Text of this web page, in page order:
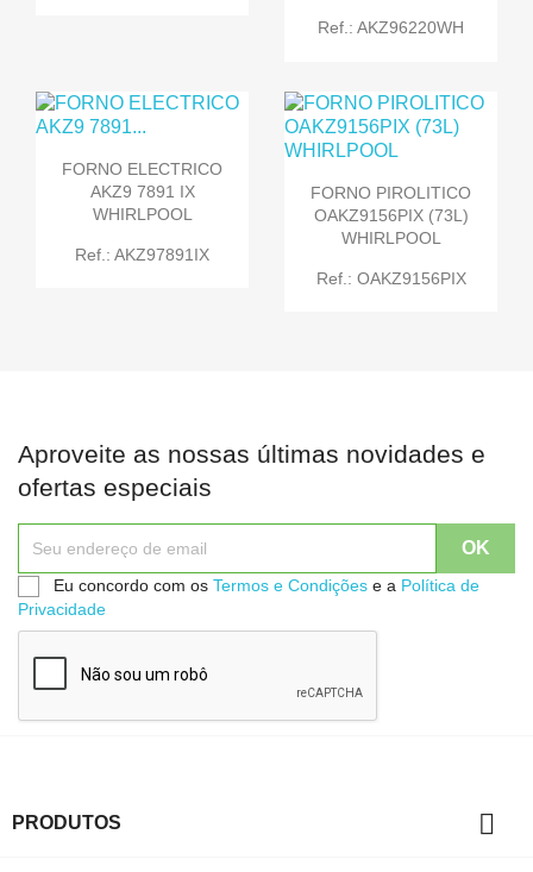
Ref.: AKZ96220WH
FORNO ELECTRICO
AKZ9 7891 IX
WHIRLPOOL
Ref.: AKZ97891IX
FORNO PIROLITICO
OAKZ9156PIX (73L)
WHIRLPOOL
Ref.: OAKZ9156PIX
Aproveite as nossas últimas novidades e
ofertas especiais
Eu concordo com os Termos e Condições e a Política de
Privacidade
PRODUTOS
